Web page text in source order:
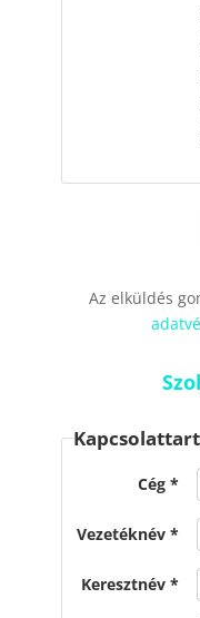
Az elküldés
Cég
Vezetéknév
Keresztnév